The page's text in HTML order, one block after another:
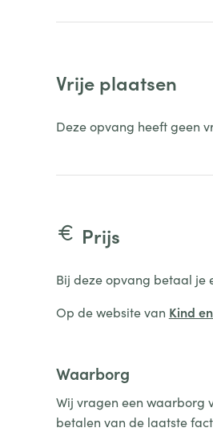
Vrije plaatsen
Deze opvang heeft geen
Prijs
Bij deze opvang betaal je
Op de website van Kind
Waarborg
Wij vragen een waarborg
betalen van de laatste